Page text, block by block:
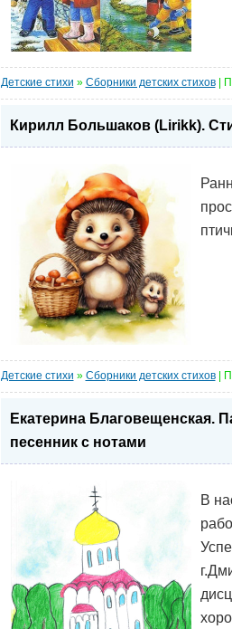
Детские стихи » Сборники детских стихов|
Кирилл Большаков (Lirikk).
Детские стихи » Сборники детских стихов|
Екатерина Благовещенская.
песенник с нотами
В